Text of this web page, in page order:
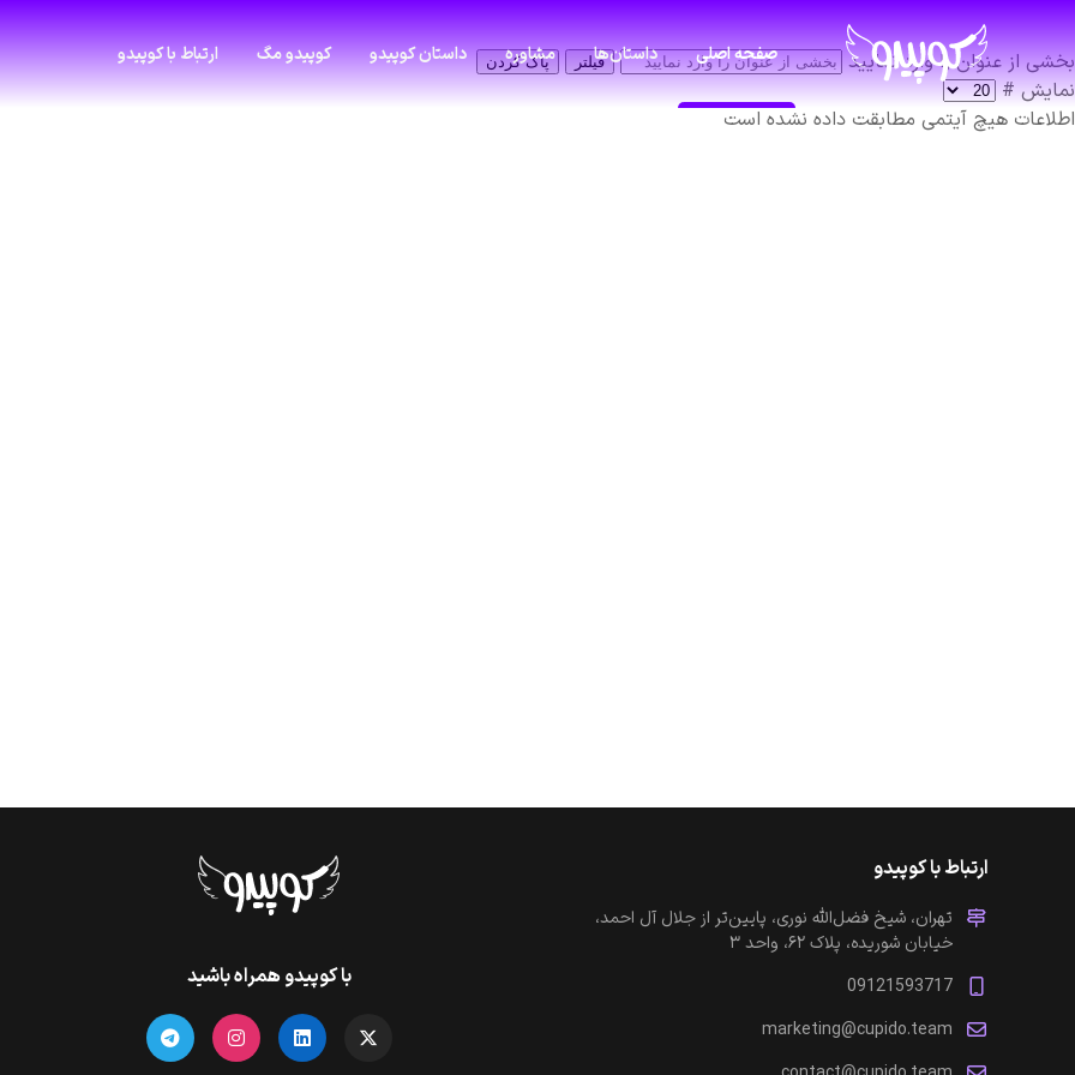
صفحه اصلی داستان‌ها مشاوره داستان کوپیدو کوپیدو مگ ارتباط با کوپیدو بخشی از عنوان را وارد نمایید فیلتر پاک کردن
نمایش #
اطلاعات هیچ آیتمی مطابقت داده نشده است
ارتباط با کوپیدو
تهران، شیخ فضل‌الله نوری، پایین‌تر از جلال آل احمد،
خیابان شوریده، پلاک ۶۲، واحد ۳
09121593717
marketing@cupido.team
با کوپیدو همراه باشید